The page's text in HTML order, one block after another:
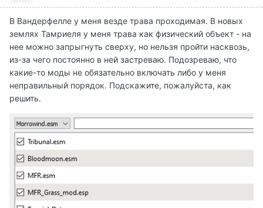
В Вандерфелле у меня везде трава проходимая. В новых
землях Тамриеля у меня трава как физический объект - на
нее можно запрыгнуть сверху, но нельзя пройти насквозь,
из-за чего постоянно в ней застреваю. Подозреваю, что
какие-то моды не обязательно включать либо у меня
неправильный порядок. Подскажите, пожалуйста, как
решить.